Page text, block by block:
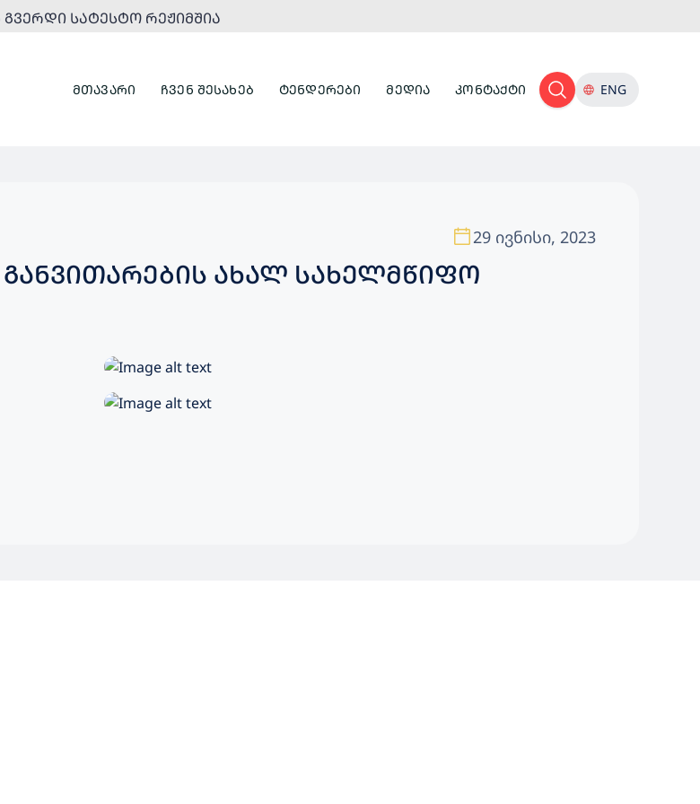
ᲒᲕᲔᲠᲓᲘ ᲡᲐᲢᲔᲡᲢᲝ ᲠᲔᲟᲘᲛᲨᲘᲐ
ᲛᲗᲐᲕᲐᲠᲘ ᲩᲕᲔᲜ ᲨᲔᲡᲐᲮᲔᲑ ᲢᲔᲜᲓᲔᲠᲔᲑᲘ ᲛᲔᲓᲘᲐ ᲙᲝᲜᲢᲐᲥᲢᲘ ENG
29 ივნისი, 2023
ᲐᲮᲐᲚ ᲡᲐᲮᲔᲚᲛᲬᲘᲤᲝ